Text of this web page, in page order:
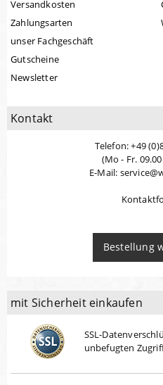
Versandkosten
Zahlungsarten
unser Fachgeschäft
Gutscheine
Newsletter
Kontakt
Telefon: +49
(Mo - Fr.
E-Mail:
Bestellung
mit Sicherheit einkaufen
SSL-
unbefugten